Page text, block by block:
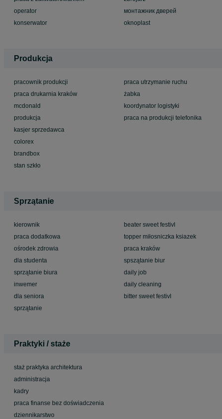
operator
konserwator
монтажник дверей
oknoplast
Produkcja
pracownik produkcji
praca drukarnia kraków
mcdonald
produkcja
kasjer sprzedawca
colorex
brandbox
stan szkło
praca utrzymanie ruchu
żabka
koordynator logistyki
praca na produkcji telefonika
Sprzątanie
kierownik
praca dodatkowa
ośrodek zdrowia
dla studenta
sprzątanie biura
inwemer
dla seniora
sprzątanie
beater sweet festivl
topper miłosniczka ksiazek
praca kraków
spszątanie biur
daily job
daily cleaning
bitter sweet festivl
Praktyki / staże
staż praktyka architektura
administracja
kadry
praca finanse bez doświadczenia
dziennikarstwo